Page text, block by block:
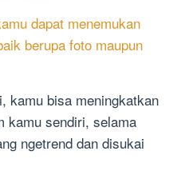
dapat menemukan
berupa foto maupun
kamu bisa meningkatkan
kamu sendiri, selama
ngetrend dan disukai